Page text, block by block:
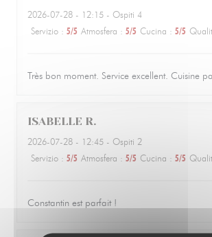
2026-07-28 - 12:15 - Ospiti 4
Servizio : 5/5 Atmosfera : 5/5 Cucina : 5/5
Très bon moment. Service excellent. Cuisine
ISABELLE R
2026-07-28 - 12:45 - Ospiti 2
Servizio : 5/5 Atmosfera : 5/5 Cucina : 5/5
Constantin est parfait !